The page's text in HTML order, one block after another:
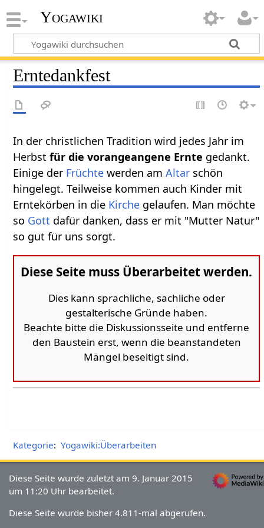
Yogawiki
Erntedankfest
In der christlichen Tradition wird jedes Jahr im
Herbstfür die vorangeangene Ernte gedankt.
Einige der Früchte werden amAltar schön
hingelegt. Teilweise kommen auch Kinder mit
Erntekörben in die Kirche gelaufen. Man möchte
so Gott dafür danken, dass er mit "Mutter Natur"
so gut für uns sorgt.
Diese Seite muss Überarbeitet werden.
Dies kann sprachliche, sachliche oder
gestalterische Gründe haben.
Beachte bitte die Diskussionsseite und entferne
den Baustein erst, wenn die beanstandeten
Mängel beseitigt sind.
Kategorie: Yogawiki:Überarbeiten
Diese Seite wurde zuletzt am 9. Januar 2015
um 11:20 Uhr bearbeitet.
Diese Seite wurde bisher 4.811-mal abgerufen.